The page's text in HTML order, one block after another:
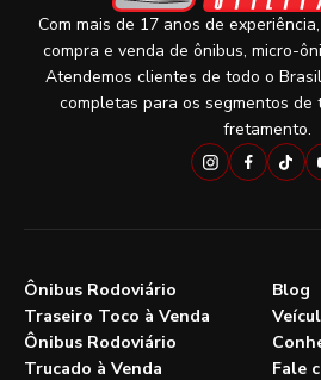
Com mais de 17 anos de
compra e venda de ônibus, micro-
Atendemos clientes de todo o
completas para os segmentos de
fretamento.
Ônibus Rodoviário
Traseiro Toco à Venda
Ônibus Rodoviário
Trucado à Venda
Blog
Fale